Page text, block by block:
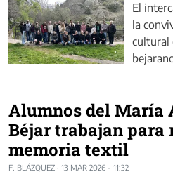
El
la
cultural
Alumnos del María
Béjar trabajan para
memoria textil
F. BLÁZQUEZ · 13 MAR 2026 - 11:32